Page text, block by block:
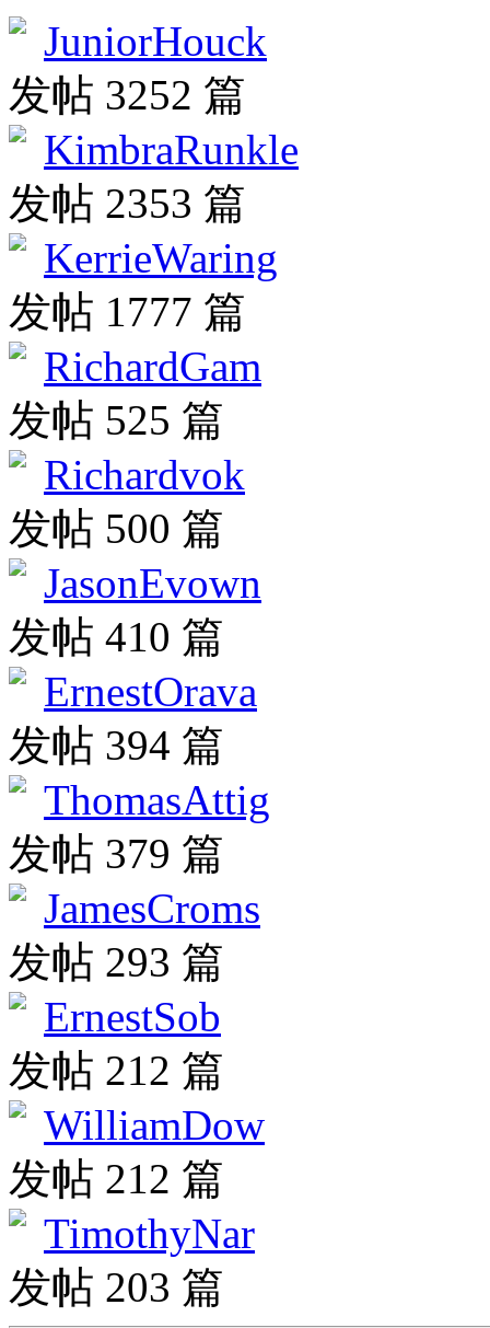
JuniorHouck
发帖 3252 篇
KimbraRunkle
发帖 2353 篇
KerrieWaring
发帖 1777 篇
RichardGam
发帖 525 篇
Richardvok
发帖 500 篇
JasonEvown
发帖 410 篇
ErnestOrava
发帖 394 篇
ThomasAttig
发帖 379 篇
JamesCroms
发帖 293 篇
ErnestSob
发帖 212 篇
WilliamDow
发帖 212 篇
TimothyNar
发帖 203 篇